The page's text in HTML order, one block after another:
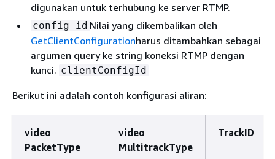
digunakan untuk terhubung ke server RTMP.
config_id Nilai yang dikembalikan oleh
GetClientConfigurationharus ditambahkan sebagai
argumen query ke string koneksi RTMP dengan
kunci. clientConfigId
Berikut ini adalah contoh konfigurasi aliran:
video
PacketType
video
MultitrackType
TrackID